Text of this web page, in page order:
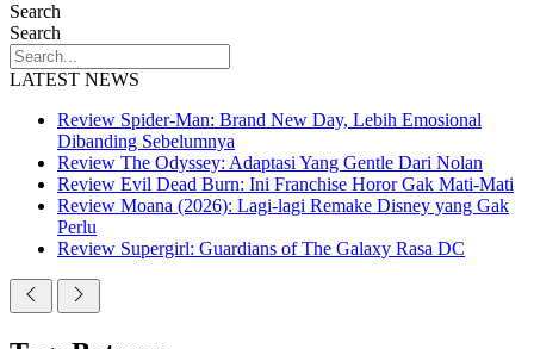
Search
Search
LATEST NEWS
Review Spider-Man: Brand New Day, Lebih Emosional
Dibanding Sebelumnya
Review The Odyssey: Adaptasi Yang Gentle Dari Nolan
Review Evil Dead Burn: Ini Franchise Horor Gak Mati-Mati
Review Moana (2026): Lagi-lagi Remake Disney yang Gak
Perlu
Review Supergirl: Guardians of The Galaxy Rasa DC